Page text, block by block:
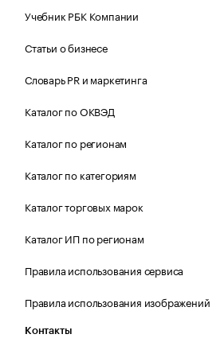
Учебник РБК Компании
Статьи о бизнесе
Словарь PR и маркетинга
Каталог по ОКВЭД
Каталог по регионам
Каталог по категориям
Каталог торговых марок
Каталог ИП по регионам
Правила использования сервиса
Правила использования изображений
Контакты